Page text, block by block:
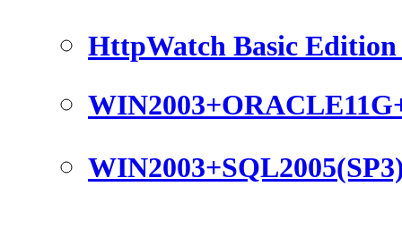
HttpWatch Basic Edition